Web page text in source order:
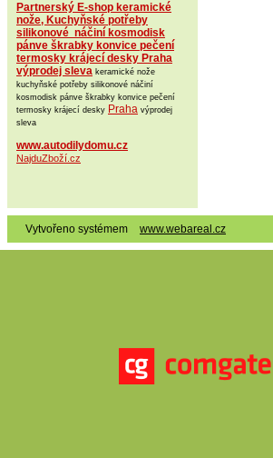
Partnerský E-shop keramické
nože, Kuchyňské potřeby
silikonové náčiní kosmodisk
pánve škrabky konvice pečení
termosky krájecí desky Praha
výprodej sleva keramické nože
kuchyňské potřeby silikonové náčiní
kosmodisk pánve škrabky konvice pečení
termosky krájecí desky Praha výprodej
sleva
www.autodilydomu.cz
NajduZboží.cz
Vytvořeno systémem www.webareal.cz